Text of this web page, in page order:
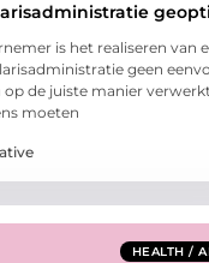
is het realiseren van
geen
op de juiste manier
moeten
HEALTH /